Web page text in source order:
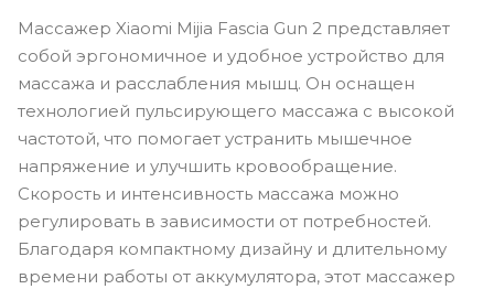
Массажер Xiaomi Mijia Fascia Gun 2 представляет
собой эргономичное и удобное устройство для
массажа и расслабления мышц. Он оснащен
технологией пульсирующего массажа с высокой
частотой, что помогает устранить мышечное
напряжение и улучшить кровообращение.
Скорость и интенсивность массажа можно
регулировать в зависимости от потребностей.
Благодаря компактному дизайну и длительному
времени работы от аккумулятора, этот массажер